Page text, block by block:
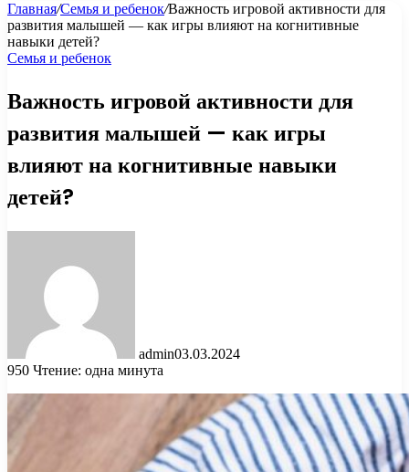
Главная/Семья и ребенок/Важность игровой активности для
развития малышей — как игры влияют на когнитивные
навыки детей?
Семья и ребенок
Важность игровой активности для
развития малышей — как игры
влияют на когнитивные навыки
детей?
admin03.03.2024
950 Чтение: одна минута